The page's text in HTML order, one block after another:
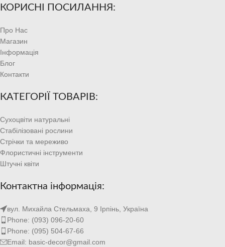
КОРИСНІ ПОСИЛАННЯ:
Про Нас
Магазин
Інформація
Блог
Контакти
КАТЕГОРІЇ ТОВАРІВ:
Сухоцвіти натуральні
Стабілізовані рослини
Стрічки та мереживо
Флористичні інструменти
Штучні квіти
Контактна інформація:
вул. Михайла Стельмаха, 9 Ірпінь, Україна
Phone: (093) 096-20-60
Phone: (095) 504-67-66
Email: basic-decor@gmail.com